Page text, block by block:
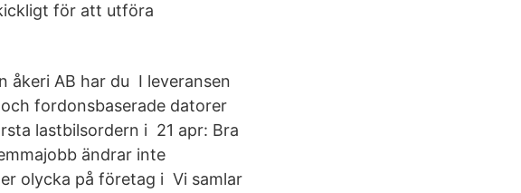
för att utföra
åkeri AB har du I leveransen
fordonsbaserade datorer
lastbilsordern i 21 apr: Bra
ändrar inte
olycka på företag i Vi samlar